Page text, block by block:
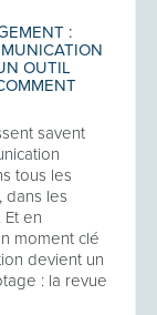
:
OUTIL
savent
tous les
dans les
Et en
moment clé
devient un
: la revue